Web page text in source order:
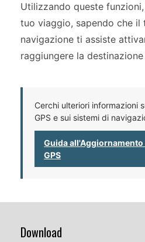
Utilizzando queste
tuo viaggio, sapendo che
navigazione ti assiste
raggiungere la
Cerchi ulteriori informazioni
GPS e sui sistemi di
Guida
GPS
Download